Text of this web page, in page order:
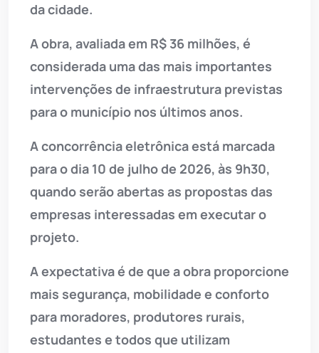
da cidade.
A obra, avaliada em R$ 36 milhões, é
considerada uma das mais importantes
intervenções de infraestrutura previstas
para o município nos últimos anos.
A concorrência eletrônica está marcada
para o dia 10 de julho de 2026, às 9h30,
quando serão abertas as propostas das
empresas interessadas em executar o
projeto.
A expectativa é de que a obra proporcione
mais segurança, mobilidade e conforto
para moradores, produtores rurais,
estudantes e todos que utilizam